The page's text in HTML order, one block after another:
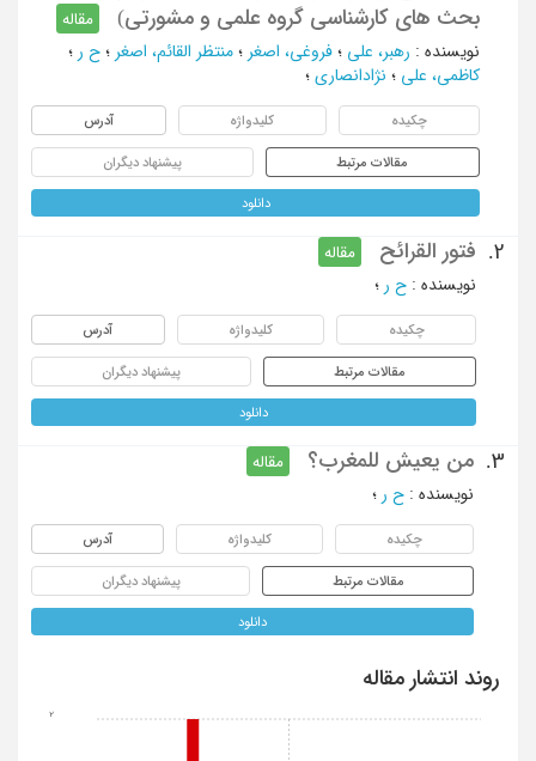
بحث های کارشناسی گروه علمی و مشورتی)
مقاله
نویسنده : رهبر، علی ؛ فروغی، اصغر ؛ منتظر القائم، اصغر ؛ ح ر ؛
کاظمی، علی ؛ نژادانصاری ؛
چکیده کلیدواژه آدرس
مقالات مرتبط پیشنهاد دیگران
دانلود
2. فتور القرائح
مقاله
نویسنده : ح ر ؛
چکیده کلیدواژه آدرس
مقالات مرتبط پیشنهاد دیگران
دانلود
3. من یعیش للمغرب؟
مقاله
نویسنده : ح ر ؛
چکیده کلیدواژه آدرس
مقالات مرتبط پیشنهاد دیگران
دانلود
روند انتشار مقاله
2